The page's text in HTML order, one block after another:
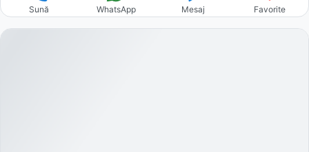
Sună WhatsApp Mesaj Favorite